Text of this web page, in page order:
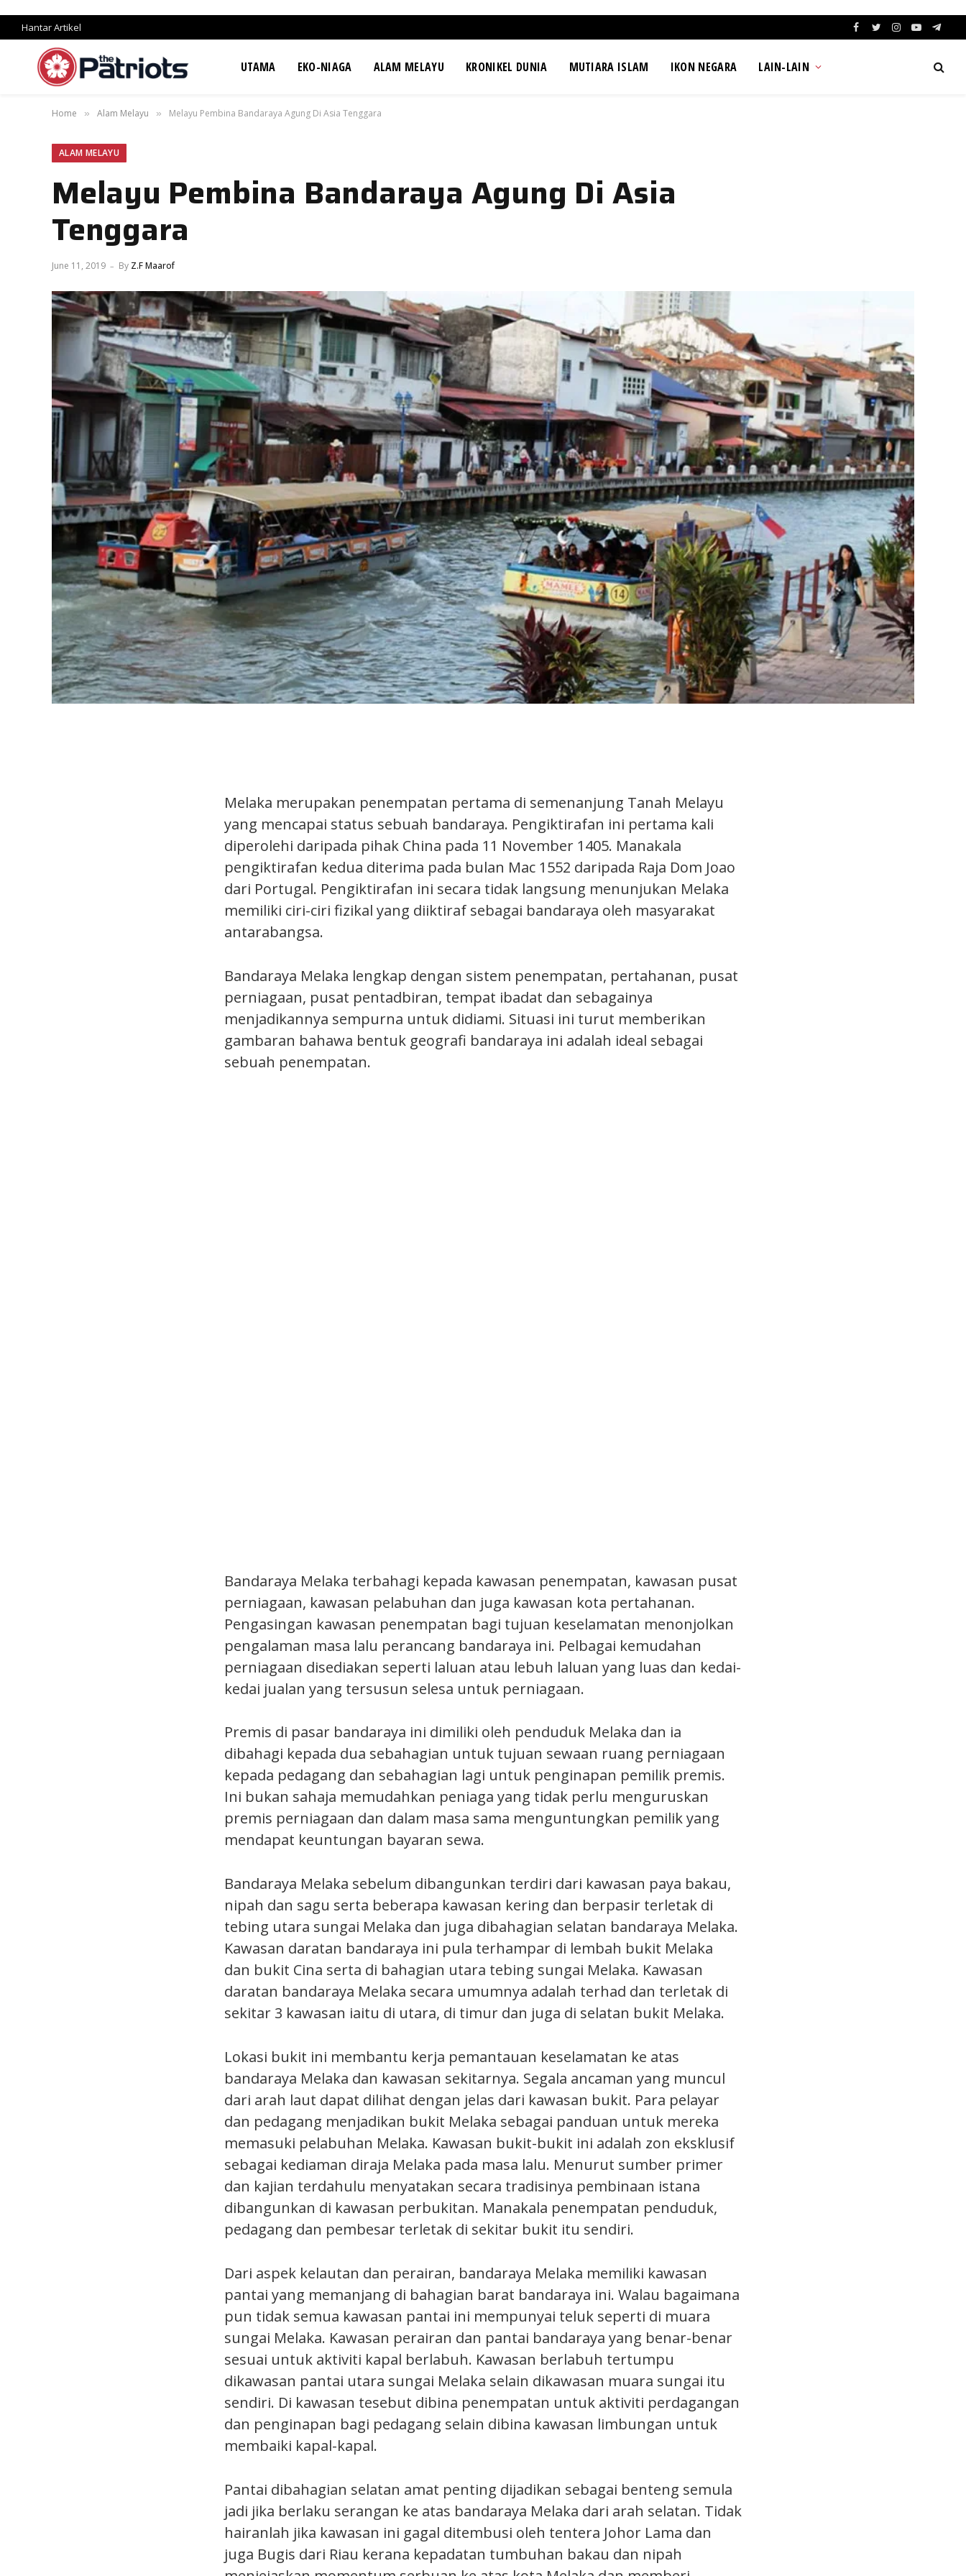
Hantar Artikel Facebook
TwitterInstagram
YouTube
UTAMA EKO-NIAGA ALAM MELAYU KRONIKEL DUNIA MUTIARA ISLAM IKON NEGARA LAIN-LAIN
Home » Alam Melayu » Melayu Pembina Bandaraya Agung Di Asia Tenggara
ALAM MELAYU
Melayu Pembina Bandaraya Agung Di Asia
Tenggara
June 11, 2019 By Z.F Maarof
Melaka merupakan penempatan pertama di semenanjung Tanah Melayu
yang mencapai status sebuah bandaraya. Pengiktirafan ini pertama kali
diperolehi daripada pihak China pada 11 November 1405. Manakala
pengiktirafan kedua diterima pada bulan Mac 1552 daripada Raja Dom Joao
dari Portugal. Pengiktirafan ini secara tidak langsung menunjukan Melaka
memiliki ciri-ciri fizikal yang diiktiraf sebagai bandaraya oleh masyarakat
antarabangsa.
Bandaraya Melaka lengkap dengan sistem penempatan, pertahanan, pusat
perniagaan, pusat pentadbiran, tempat ibadat dan sebagainya
menjadikannya sempurna untuk didiami. Situasi ini turut memberikan
gambaran bahawa bentuk geografi bandaraya ini adalah ideal sebagai
sebuah penempatan.
Bandaraya Melaka terbahagi kepada kawasan penempatan, kawasan pusat
perniagaan, kawasan pelabuhan dan juga kawasan kota pertahanan.
Pengasingan kawasan penempatan bagi tujuan keselamatan menonjolkan
pengalaman masa lalu perancang bandaraya ini. Pelbagai kemudahan
perniagaan disediakan seperti laluan atau lebuh laluan yang luas dan kedai-
kedai jualan yang tersusun selesa untuk perniagaan.
Premis di pasar bandaraya ini dimiliki oleh penduduk Melaka dan ia
dibahagi kepada dua sebahagian untuk tujuan sewaan ruang perniagaan
kepada pedagang dan sebahagian lagi untuk penginapan pemilik premis.
Ini bukan sahaja memudahkan peniaga yang tidak perlu menguruskan
premis perniagaan dan dalam masa sama menguntungkan pemilik yang
mendapat keuntungan bayaran sewa.
Bandaraya Melaka sebelum dibangunkan terdiri dari kawasan paya bakau,
nipah dan sagu serta beberapa kawasan kering dan berpasir terletak di
tebing utara sungai Melaka dan juga dibahagian selatan bandaraya Melaka.
Kawasan daratan bandaraya ini pula terhampar di lembah bukit Melaka
dan bukit Cina serta di bahagian utara tebing sungai Melaka. Kawasan
daratan bandaraya Melaka secara umumnya adalah terhad dan terletak di
sekitar 3 kawasan iaitu di utara, di timur dan juga di selatan bukit Melaka.
Lokasi bukit ini membantu kerja pemantauan keselamatan ke atas
bandaraya Melaka dan kawasan sekitarnya. Segala ancaman yang muncul
dari arah laut dapat dilihat dengan jelas dari kawasan bukit. Para pelayar
dan pedagang menjadikan bukit Melaka sebagai panduan untuk mereka
memasuki pelabuhan Melaka. Kawasan bukit-bukit ini adalah zon eksklusif
sebagai kediaman diraja Melaka pada masa lalu. Menurut sumber primer
dan kajian terdahulu menyatakan secara tradisinya pembinaan istana
dibangunkan di kawasan perbukitan. Manakala penempatan penduduk,
pedagang dan pembesar terletak di sekitar bukit itu sendiri.
Dari aspek kelautan dan perairan, bandaraya Melaka memiliki kawasan
pantai yang memanjang di bahagian barat bandaraya ini. Walau bagaimana
pun tidak semua kawasan pantai ini mempunyai teluk seperti di muara
sungai Melaka. Kawasan perairan dan pantai bandaraya yang benar-benar
sesuai untuk aktiviti kapal berlabuh. Kawasan berlabuh tertumpu
dikawasan pantai utara sungai Melaka selain dikawasan muara sungai itu
sendiri. Di kawasan tesebut dibina penempatan untuk aktiviti perdagangan
dan penginapan bagi pedagang selain dibina kawasan limbungan untuk
membaiki kapal-kapal.
Pantai dibahagian selatan amat penting dijadikan sebagai benteng semula
jadi jika berlaku serangan ke atas bandaraya Melaka dari arah selatan. Tidak
hairanlah jika kawasan ini gagal ditembusi oleh tentera Johor Lama dan
juga Bugis dari Riau kerana kepadatan tumbuhan bakau dan nipah